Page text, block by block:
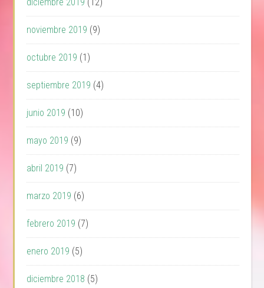
noviembre 2019 (9)
octubre 2019 (1)
septiembre 2019 (4)
junio 2019 (10)
mayo 2019 (9)
abril 2019 (7)
marzo 2019 (6)
febrero 2019 (7)
enero 2019 (5)
diciembre 2018 (5)